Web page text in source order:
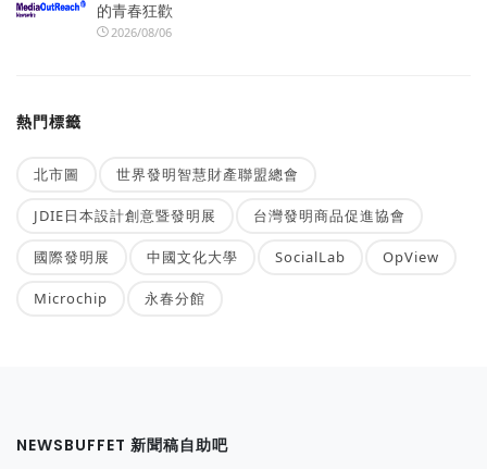
的青春狂歡
2026/08/06
熱門標籤
北市圖 世界發明智慧財產聯盟總會
JDIE日本設計創意暨發明展 台灣發明商品促進協會
國際發明展 中國文化大學 SocialLab OpView
Microchip 永春分館
NEWSBUFFET 新聞稿自助吧